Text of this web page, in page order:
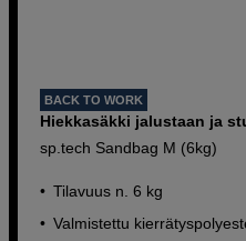
BACK TO WORK
Hiekkasäkki jalustaan ja
sp.tech Sandbag M (6kg)
Tilavuus n. 6 kg
Valmistettu